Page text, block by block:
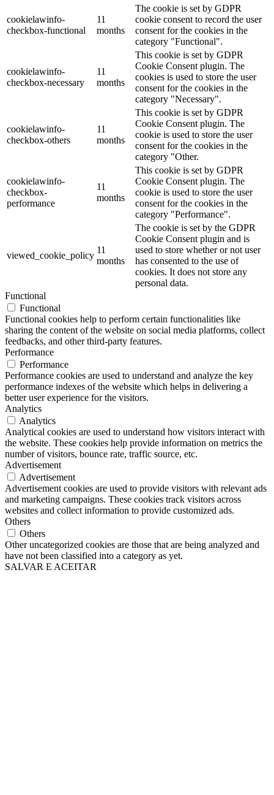
cookielawinfo-
checkbox-functional
11
months
The cookie is set by GDPR
cookie consent to record the user
consent for the cookies in the
category "Functional".
cookielawinfo-
checkbox-necessary
11
months
This cookie is set by GDPR
Cookie Consent plugin. The
cookies is used to store the user
consent for the cookies in the
category "Necessary".
cookielawinfo-
checkbox-others
11
months
This cookie is set by GDPR
Cookie Consent plugin. The
cookie is used to store the user
consent for the cookies in the
category "Other.
cookielawinfo-
checkbox-
performance
11
months
This cookie is set by GDPR
Cookie Consent plugin. The
cookie is used to store the user
consent for the cookies in the
category "Performance".
viewed_cookie_policy
11
months
The cookie is set by the GDPR
Cookie Consent plugin and is
used to store whether or not user
has consented to the use of
cookies. It does not store any
personal data.
Functional
Functional
Functional cookies help to perform certain functionalities like
sharing the content of the website on social media platforms, collect
feedbacks, and other third-party features.
Performance
Performance
Performance cookies are used to understand and analyze the key
performance indexes of the website which helps in delivering a
better user experience for the visitors.
Analytics
Analytics
Analytical cookies are used to understand how visitors interact with
the website. These cookies help provide information on metrics the
number of visitors, bounce rate, traffic source, etc.
Advertisement
Advertisement
Advertisement cookies are used to provide visitors with relevant ads
and marketing campaigns. These cookies track visitors across
websites and collect information to provide customized ads.
Others
Others
Other uncategorized cookies are those that are being analyzed and
have not been classified into a category as yet.
SALVAR E ACEITAR